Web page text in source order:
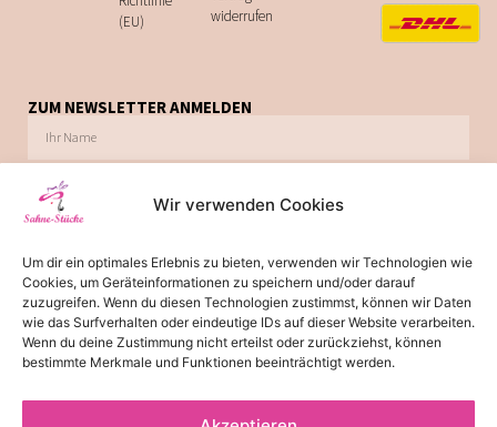
Wir verwenden Cookies
Um dir ein optimales Erlebnis zu bieten, verwenden wir Technologien wie
Cookies, um Geräteinformationen zu speichern und/oder darauf
zuzugreifen. Wenn du diesen Technologien zustimmst, können wir Daten
wie das Surfverhalten oder eindeutige IDs auf dieser Website verarbeiten.
Wenn du deine Zustimmung nicht erteilst oder zurückziehst, können
bestimmte Merkmale und Funktionen beeinträchtigt werden.
(EU)
widerrufen
ZUM NEWSLETTER ANMELDEN
Angebote per E-Mail informiert werden. Diese Einwilligung kann jederzeit via E-Mail
widerrufen werden.
JETZT ABONNIEREN